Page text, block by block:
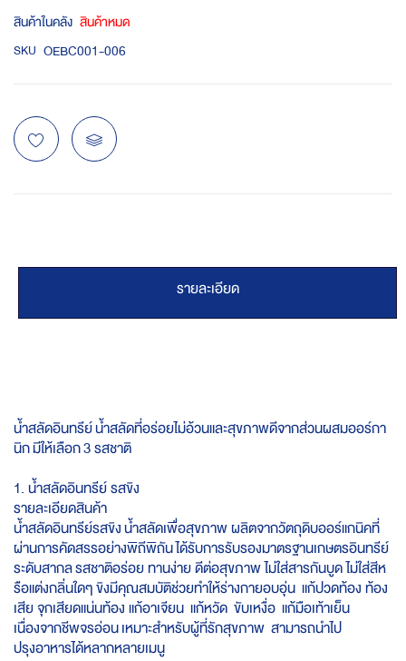
สินค้าในคลัง สินค้าหมด
SKU OEBC001-006
รายละเอียด
น้ำสลัดอินทรีย์ น้ำสลัดที่อร่อยไม่อ้วนและสุขภาพดีจากส่วนผสมออร์กา
นิก มีให้เลือก 3 รสชาติ
1. น้ำสลัดอินทรีย์ รสขิง
รายละเอียดสินค้า
น้ำสลัดอินทรีย์รสขิงน้ำสลัดเพื่อสุขภาพ ผลิตจากวัตถุดิบออร์แกนิคที่
ผ่านการคัดสรรอย่างพิถีพิถัน ได้รับการรับรองมาตรฐานเกษตรอินทรีย์
ระดับสากล รสชาติอร่อย ทานง่าย ดีต่อสุขภาพ ไม่ใส่สารกันบูด ไม่ใส่สีห
รือแต่งกลิ่นใดๆ ขิงมีคุณสมบัติช่วยทำให้ร่างกายอบอุ่น แก้ปวดท้อง ท้อง
เสีย จุกเสียดแน่นท้อง แก้อาเจียน แก้หวัด ขับเหงื่อ แก้มือเท้าเย็น
เนื่องจากชีพจรอ่อน เหมาะสำหรับผู้ที่รักสุขภาพ สามารถนำไป
ปรุงอาหารได้หลากหลายเมนู